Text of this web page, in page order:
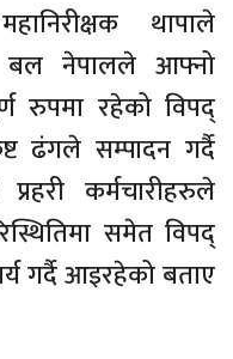
थापाले
बल नेपालले आफ्नो
रुपमा रहेको विपद्
ढंगले सम्पादन गर्दै
कर्मचारीहरुले
समेत विपद्
गर्दै आइरहेको बताए